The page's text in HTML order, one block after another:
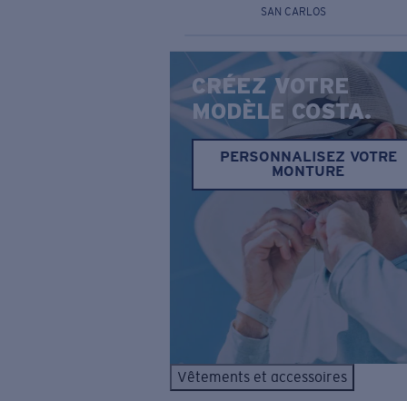
SAN CARLOS
CRÉEZ VOTRE
MODÈLE COSTA.
PERSONNALISEZ VOTRE
MONTURE
Vêtements et accessoires